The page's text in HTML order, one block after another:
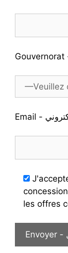
les offres